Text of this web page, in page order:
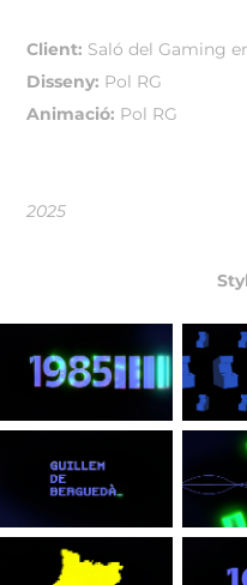
Client: Saló del Gaming
Disseny: Pol RG
Animació: Pol RG
2025